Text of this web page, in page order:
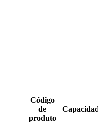
Código
de
produto